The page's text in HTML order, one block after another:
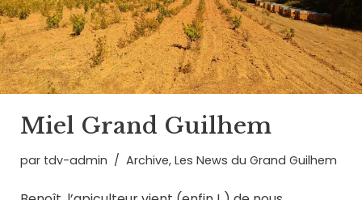
Miel Grand Guilhem
par tdv-admin Archive, Les News du Grand Guilhem